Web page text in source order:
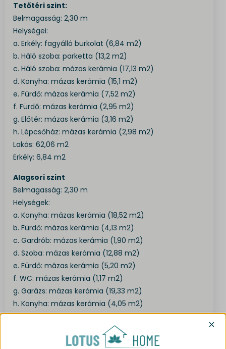
Tetőtéri szint:
Belmagasság: 2,30 m
Helységei:
a. Erkély: fagyálló burkolat (6,84 m2)
b. Háló szoba: parketta (13,2 m2)
c. Háló szoba: mázas kerámia (17,13 m2)
d. Konyha: mázas kerámia (15,1 m2)
e. Fürdő: mázas kerámia (7,52 m2)
f. Fürdő: mázas kerámia (2,95 m2)
g. Előtér: mázas kerámia (3,16 m2)
h. Lépcsőház: mázas kerámia (2,98 m2)
Lakás: 62,06 m2
Erkély: 6,84 m2
Alagsori szint
Belmagasság: 2,30 m
Helységek:
a. Konyha: mázas kerámia (18,52 m2)
b. Fürdő: mázas kerámia (4,13 m2)
c. Gardrób: mázas kerámia (1,90 m2)
d. Szoba: mázas kerámia (12,88 m2)
e. Fürdő: mázas kerámia (5,20 m2)
f. WC: mázas kerámia (1,17 m2)
g. Garázs: mázas kerámia (19,33 m2)
h. Konyha: mázas kerámia (4,05 m2)
Lakás: 67,18 m2
×